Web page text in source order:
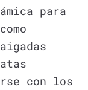
para
con los